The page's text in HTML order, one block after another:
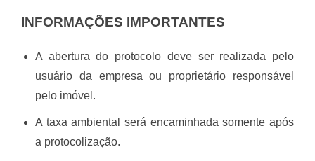
INFORMAÇÕES IMPORTANTES
A abertura do protocolo deve ser realizada pelo
usuário da empresa ou proprietário responsável
pelo imóvel.
A taxa ambiental será encaminhada somente após
a protocolização.